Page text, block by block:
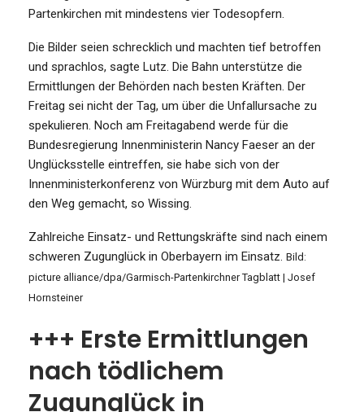
Partenkirchen mit mindestens vier Todesopfern.
Die Bilder seien schrecklich und machten tief betroffen
und sprachlos, sagte Lutz. Die Bahn unterstütze die
Ermittlungen der Behörden nach besten Kräften. Der
Freitag sei nicht der Tag, um über die Unfallursache zu
spekulieren. Noch am Freitagabend werde für die
Bundesregierung Innenministerin Nancy Faeser an der
Unglücksstelle eintreffen, sie habe sich von der
Innenministerkonferenz von Würzburg mit dem Auto auf
den Weg gemacht, so Wissing.
Zahlreiche Einsatz- und Rettungskräfte sind nach einem
schweren Zugunglück in Oberbayern im Einsatz. Bild:
picture alliance/dpa/Garmisch-Partenkirchner Tagblatt | Josef
Hornsteiner
+++ Erste Ermittlungen
nach tödlichem
Zugunglück in